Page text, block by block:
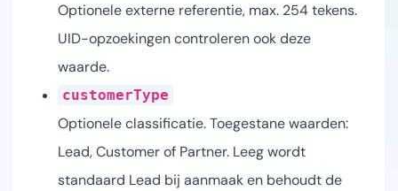
Optionele externe referentie, max. 254 tekens.
UID-opzoekingen controleren ook deze
waarde.
customerType
Optionele classificatie. Toegestane waarden:
Lead, Customer of Partner. Leeg wordt
standaard Lead bij aanmaak en behoudt de